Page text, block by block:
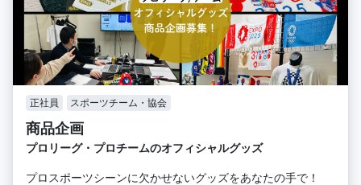
正社員 スポーツチーム・協会
商品企画
プロリーグ・プロチームのオフィシャルグッズ
プロスポーツシーンに欠かせないグッズをあなたの手で！